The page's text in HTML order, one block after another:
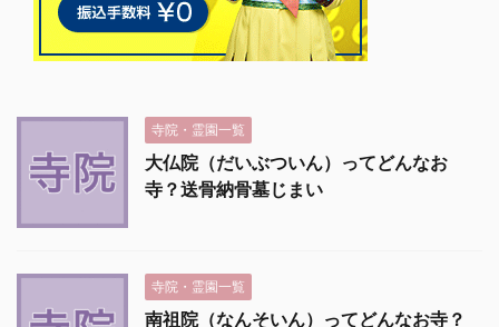
寺院・霊園一覧
大仏院（だいぶついん）ってどんなお
寺？送骨納骨墓じまい
寺院・霊園一覧
南祖院（なんそいん）ってどんなお寺？